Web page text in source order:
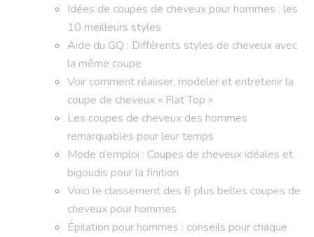
Idées de coupes de cheveux pour hommes : les
10 meilleurs styles
Aide du GQ : Différents styles de cheveux avec
la même coupe
Voir comment réaliser, modeler et entretenir la
coupe de cheveux « Flat Top »
Les coupes de cheveux des hommes
remarquables pour leur temps
Mode d’emploi : Coupes de cheveux idéales et
bigoudis pour la finition
Voici le classement des 6 plus belles coupes de
cheveux pour hommes
Épilation pour hommes : conseils pour chaque